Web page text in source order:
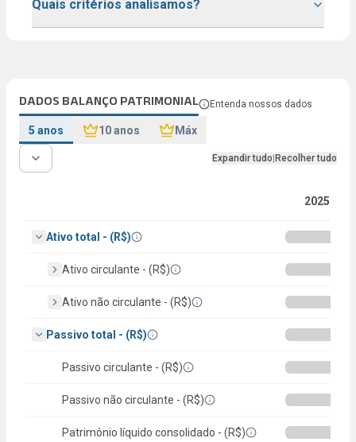
Quais critérios analisamos?
DADOS BALANÇO PATRIMONIAL Entenda nossos dados
5 anos 10 anos Máx
Expandir tudo Recolher tudo
2025
Ativo total - (R$)
Ativo circulante - (R$)
Ativo não circulante - (R$)
Passivo total - (R$)
Passivo circulante - (R$)
Passivo não circulante - (R$)
Patrimônio líquido consolidado - (R$)